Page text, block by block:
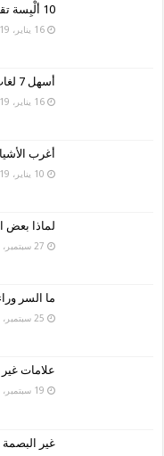
10 ألْبِسة تقليدية من حول العالم
16 يناير، 2019
أسهل 7 لغات في العالم
16 يناير، 2019
أغرب
10 يناير، 2019
لماذا بعض
27 سبتمبر، 2018
ما السر
25 سبتمبر، 2018
علامات غير
19 سبتمبر، 2018
غير